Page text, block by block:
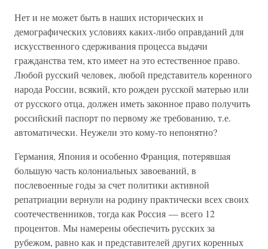
Нет и не может быть в наших исторических и
демографических условиях каких-либо оправданий для
искусственного сдерживания процесса выдачи
гражданства тем, кто имеет на это естественное право.
Любой русский человек, любой представитель коренного
народа России, всякий, кто рожден русской матерью или
от русского отца, должен иметь законное право получить
российский паспорт по первому же требованию, т.е.
автоматически. Неужели это кому-то непонятно?
Германия, Япония и особенно Франция, потерявшая
большую часть колониальных завоеваний, в
послевоенные годы за счет политики активной
репатриации вернули на родину практически всех своих
соотечественников, тогда как Россия — всего 12
процентов. Мы намерены обеспечить русских за
рубежом, равно как и представителей других коренных